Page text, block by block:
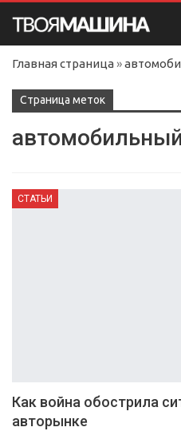
Главная страница »
Cтраница меток
СТАТЬИ
Как война обострила
авторынке